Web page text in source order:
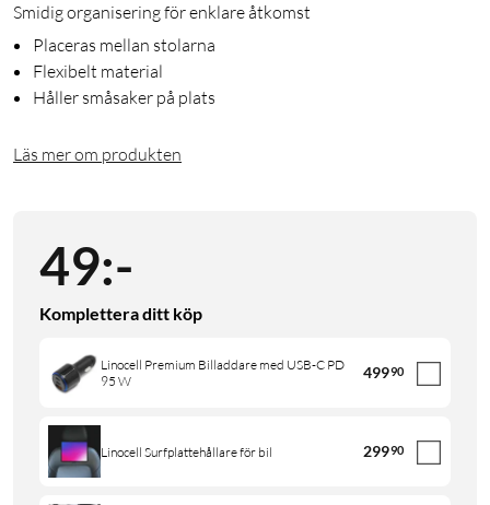
Smidig organisering för enklare åtkomst
Placeras mellan stolarna
Flexibelt material
Håller småsaker på plats
Läs mer om produkten
49:-
Komplettera ditt köp
Linocell Premium Billaddare med USB-C PD
95 W
49990
Linocell Surfplattehållare för bil 29990